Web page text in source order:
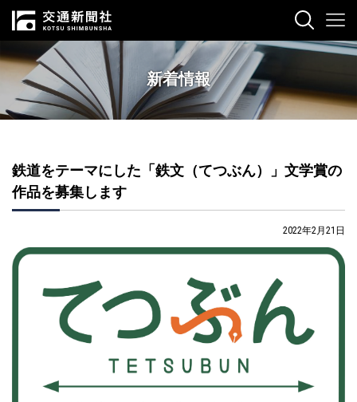
新着情報
鉄道をテーマにした「鉄文（てつぶん）」文学賞の
作品を募集します
2022年2月21日